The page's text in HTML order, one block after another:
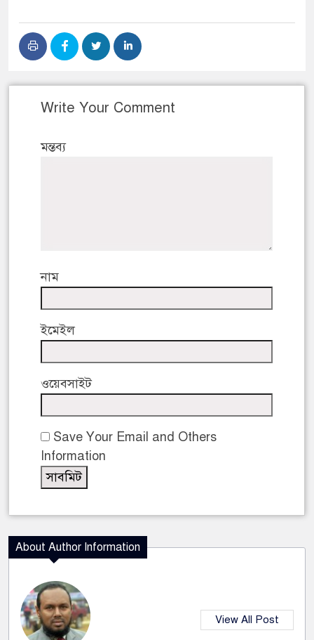
Write Your Comment
মন্তব্য
নাম
ইমেইল
ওয়েবসাইট
Save Your Email and Others
Information
About Author Information
View All Post